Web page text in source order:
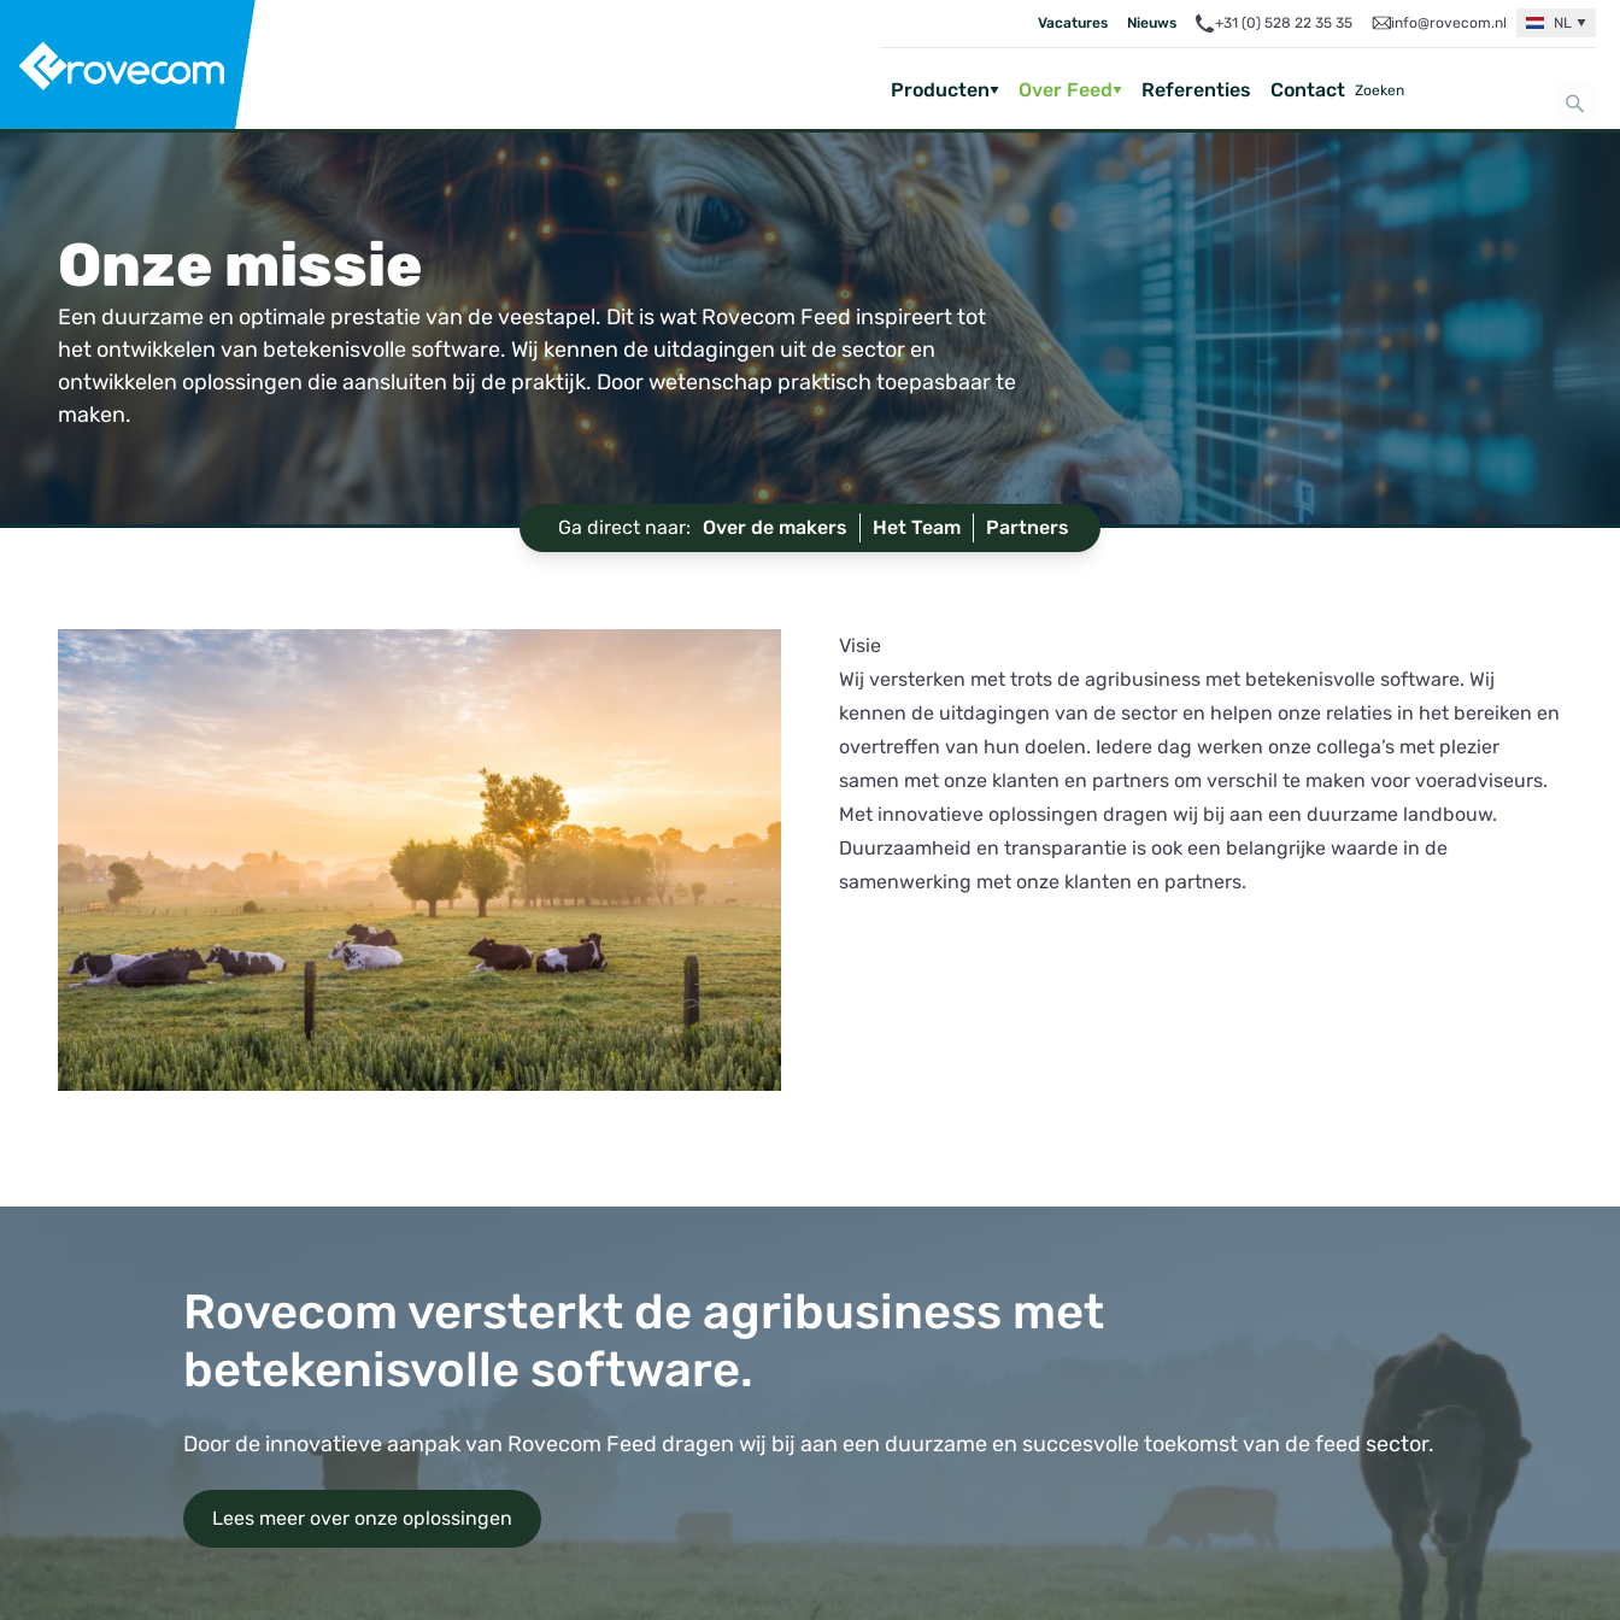
Vacatures Nieuws +31 (0) 528 22 35 35 info@rovecom.nl NL
Producten Over Feed Referenties Contact
Onze missie
Een duurzame en optimale prestatie van de veestapel. Dit is wat Rovecom Feed inspireert tot
het ontwikkelen van betekenisvolle software. Wij kennen de uitdagingen uit de sector en
ontwikkelen oplossingen die aansluiten bij de praktijk. Door wetenschap praktisch toepasbaar te
maken.
Ga direct naar: Over de makers Het Team Partners
Visie
Wij versterken met trots de agribusiness met betekenisvolle software. Wij
kennen de uitdagingen van de sector en helpen onze relaties in het bereiken en
overtreffen van hun doelen. Iedere dag werken onze collega’s met plezier
samen met onze klanten en partners om verschil te maken voor voeradviseurs.
Met innovatieve oplossingen dragen wij bij aan een duurzame landbouw.
Duurzaamheid en transparantie is ook een belangrijke waarde in de
samenwerking met onze klanten en partners.
Rovecom versterkt de agribusiness met
betekenisvolle software.
Door de innovatieve aanpak van Rovecom Feed dragen wij bij aan een duurzame en succesvolle toekomst van de feed sector.
Lees meer over onze oplossingen